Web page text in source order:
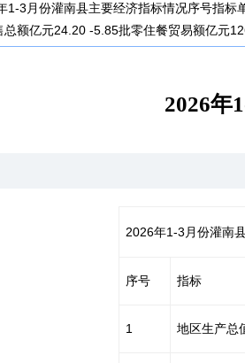
1-3月份灌南县主要经济指标情况序号指
总额亿元24.20 -5.85批零住餐贸易额亿元
2026年
2026年1-3月份灌南
序号 指标
1 地区生产总